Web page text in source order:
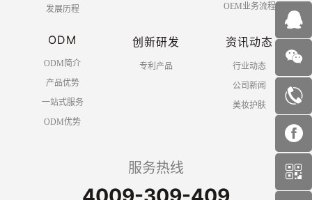
发展历程
OEM业务流程
ODM
ODM简介
产品优势
一站式服务
ODM优势
创新研发
专利产品
资讯动态
行业动态
公司新闻
美妆护肤
服务热线